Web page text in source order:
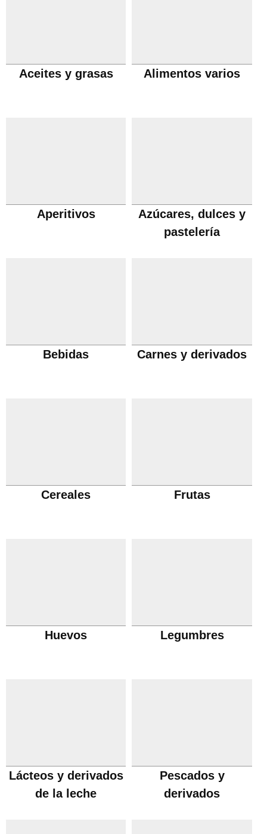
Aceites y grasas Alimentos varios
Aperitivos
Azúcares, dulces y
pastelería
Bebidas Carnes y derivados
Cereales Frutas
Huevos Legumbres
Lácteos y derivados
de la leche
Pescados y
derivados